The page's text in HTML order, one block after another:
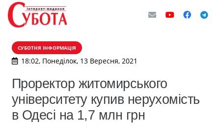
СУБОТНЯ ІНФОРМАЦІЯ
18:02, Понеділок, 13 Вересня, 2021
Проректор житомирського
університету купив нерухомість
в Одесі на 1,7 млн грн